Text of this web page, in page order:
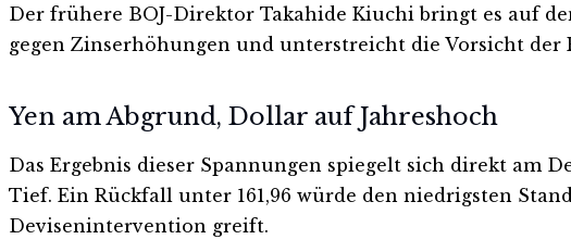
Der frühere BOJ-Direktor Takahide Kiuchi bringt es auf
gegen Zinserhöhungen und unterstreicht die Vorsicht der
Yen am Abgrund, Dollar auf Jahreshoch
Das Ergebnis dieser Spannungen spiegelt sich direkt am
Tief. Ein Rückfall unter 161,96 würde den niedrigsten
Devisenintervention greift.